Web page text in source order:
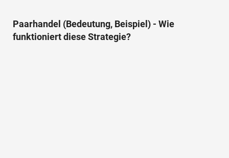
Paarhandel (Bedeutung, Beispiel) - Wie
funktioniert diese Strategie?